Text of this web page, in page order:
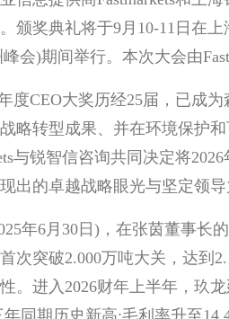
颁奖典礼将于9月10-11日在
会)期间举行。本次大会由
CEO大奖历经25届，已成
略转型成果、并在环境保护
与锐智信咨询共同决定将
出的卓越战略眼光与坚定领
年6月30日)，在张茵董事长
次突破2.000万吨大关，达到
。进入2026财年上半年，
同期历史新高;毛利率升至